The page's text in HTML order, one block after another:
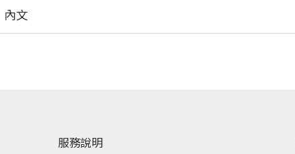
內文
服務說明